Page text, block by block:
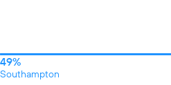
49%
Southampton